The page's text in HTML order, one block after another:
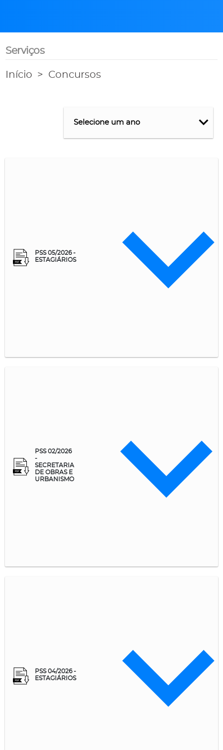
Serviços
Início Concursos
PSS 05/2026 -
ESTAGIÁRIOS
PSS 02/2026
-
SECRETARIA
DE OBRAS E
URBANISMO
PSS 04/2026 -
ESTAGIÁRIOS